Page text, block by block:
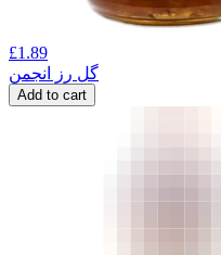
£1.89
گل رز انجمن
Add to cart